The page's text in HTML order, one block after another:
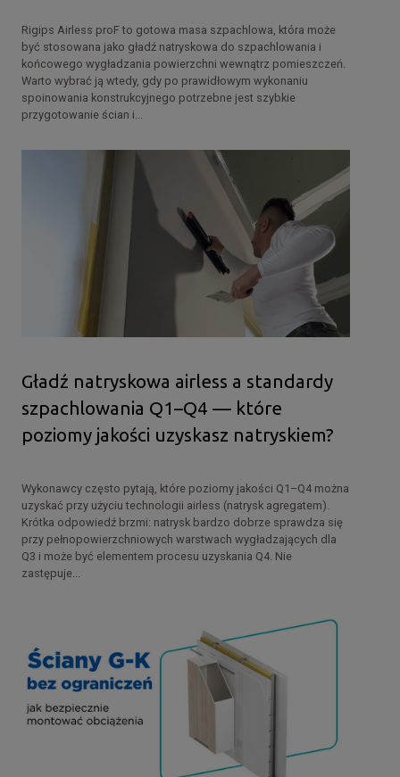
Rigips Airless proF to gotowa masa szpachlowa, która może
być stosowana jako gładź natryskowa do szpachlowania i
końcowego wygładzania powierzchni wewnątrz pomieszczeń.
Warto wybrać ją wtedy, gdy po prawidłowym wykonaniu
spoinowania konstrukcyjnego potrzebne jest szybkie
przygotowanie ścian i...
Gładź natryskowa airless a standardy
szpachlowania Q1–Q4 — które
poziomy jakości uzyskasz natryskiem?
Wykonawcy często pytają, które poziomy jakości Q1–Q4 można
uzyskać przy użyciu technologii airless (natrysk agregatem).
Krótka odpowiedź brzmi: natrysk bardzo dobrze sprawdza się
przy pełnopowierzchniowych warstwach wygładzających dla
Q3 i może być elementem procesu uzyskania Q4. Nie
zastępuje...